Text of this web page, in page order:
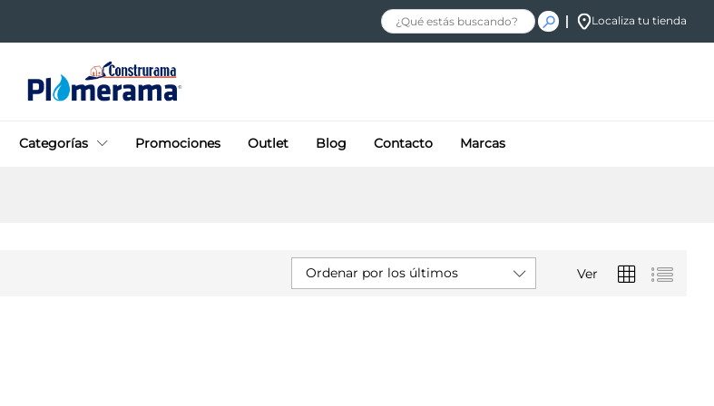
Localiza tu tienda
Categorías Promociones Outlet Blog Contacto Marcas
Ver
Ordenar por los últimos